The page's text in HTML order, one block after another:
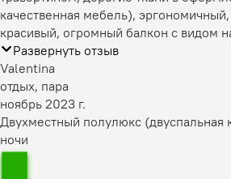
качественная мебель),
красивый, огромный балкон с видом
Развернуть отзыв
Valentina
отдых, пара
ноябрь 2023 г.
Двухместный полулюкс (двуспальная
ночи